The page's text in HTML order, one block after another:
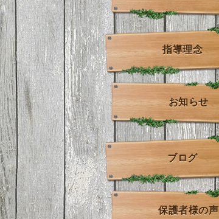
指導理念
お知らせ
ブログ
保護者様の声